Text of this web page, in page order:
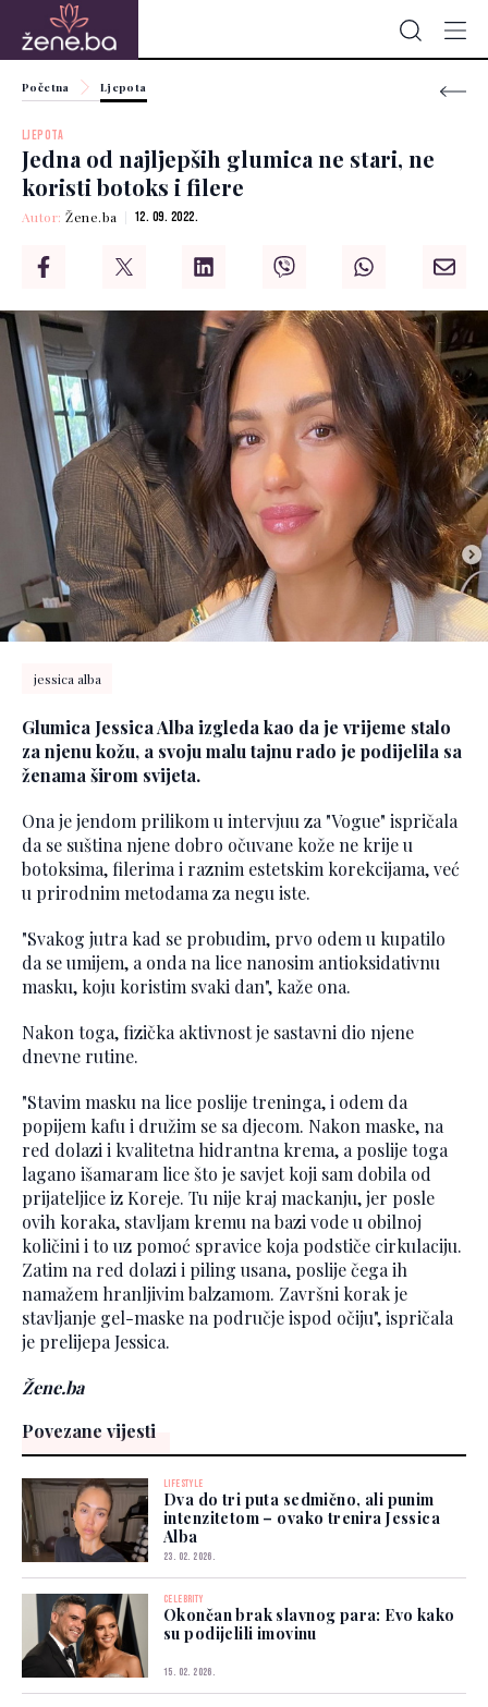
Početna Ljepota
LJEPOTA
Jedna od najljepših glumica ne stari, ne
koristi botoks i filere
Autor:Žene.ba 12. 09. 2022.
jessica alba
Glumica Jessica Alba izgleda kao da je vrijeme stalo
za njenu kožu, a svoju malu tajnu rado je podijelila sa
ženama širom svijeta.
Ona je jendom prilikom u intervjuu za "Vogue" ispričala
da se suština njene dobro očuvane kože ne krije u
botoksima, filerima i raznim estetskim korekcijama, već
u prirodnim metodama za negu iste.
"Svakog jutra kad se probudim, prvo odem u kupatilo
da se umijem, a onda na lice nanosim antioksidativnu
masku, koju koristim svaki dan", kaže ona.
Nakon toga, fizička aktivnost je sastavni dio njene
dnevne rutine.
"Stavim masku na lice poslije treninga, i odem da
popijem kafu i družim se sa djecom. Nakon maske, na
red dolazi i kvalitetna hidrantna krema, a poslije toga
lagano išamaram lice što je savjet koji sam dobila od
prijateljice iz Koreje. Tu nije kraj mackanju, jer posle
ovih koraka, stavljam kremu na bazi vode u obilnoj
količini i to uz pomoć spravice koja podstiče cirkulaciju.
Zatim na red dolazi i piling usana, poslije čega ih
namažem hranljivim balzamom. Završni korak je
stavljanje gel-maske na područje ispod očiju", ispričala
je prelijepa Jessica.
Žene.ba
Povezane vijesti
LIFESTYLE
Dva do tri puta sedmično, ali punim
intenzitetom – ovako trenira Jessica
Alba
23. 02. 2026.
CELEBRITY
Okončan brak slavnog para: Evo kako
su podijelili imovinu
15. 02. 2026.